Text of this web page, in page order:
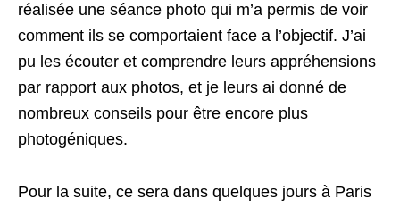
réalisée une séance photo qui m’a permis de voir
comment ils se comportaient face a l’objectif. J’ai
pu les écouter et comprendre leurs appréhensions
par rapport aux photos, et je leurs ai donné de
nombreux conseils pour être encore plus
photogéniques.
Pour la suite, ce sera dans quelques jours à Paris